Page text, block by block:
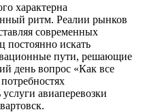
характерна
ритм. Реалии рынков
современных
постоянно искать
пути, решающие
день вопрос «Как все
авиаперевозки